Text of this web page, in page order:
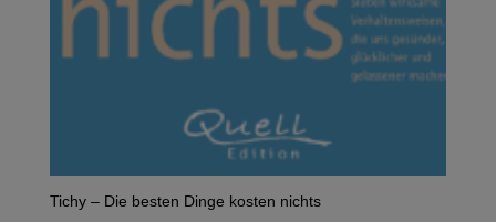
Tichy – Die besten Dinge kosten nichts